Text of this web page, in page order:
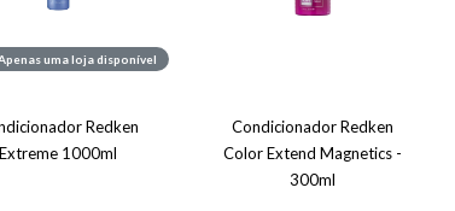
uma loja disponível
Redken
Extreme 1000ml
Condicionador Redken
Color Extend Magnetics -
300ml